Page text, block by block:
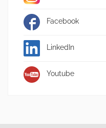
Facebook
LinkedIn
Youtube